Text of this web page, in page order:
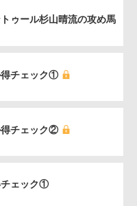
ゥール杉山晴流の攻め馬
得チェック①
得チェック②
チェック①